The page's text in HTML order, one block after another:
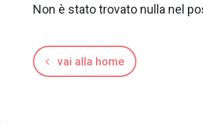
Non è stato trovato nulla nel
vai alla home